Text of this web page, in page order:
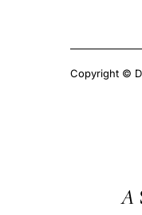
Copyright ©
A